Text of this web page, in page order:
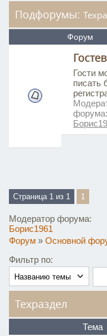
Подфорумы:
Форум
Гости
писать
форума:
Страница 1 из 1 1
Модератор форума:
Борис1961
Форум » Основной
Фильтр по:
Техраздел
Тема